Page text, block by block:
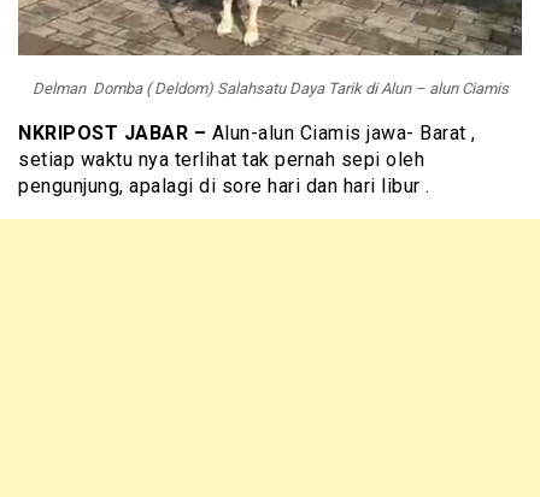
Delman Domba ( Deldom) Salahsatu Daya Tarik di Alun – alun Ciamis
NKRIPOST JABAR – Alun-alun Ciamis jawa- Barat ,
setiap waktu nya terlihat tak pernah sepi oleh
pengunjung, apalagi di sore hari dan hari libur .